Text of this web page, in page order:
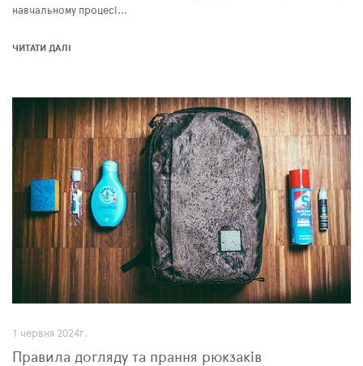
навчальному процесі...
ЧИТАТИ ДАЛІ
1 червня 2024г.
Правила догляду та прання рюкзаків